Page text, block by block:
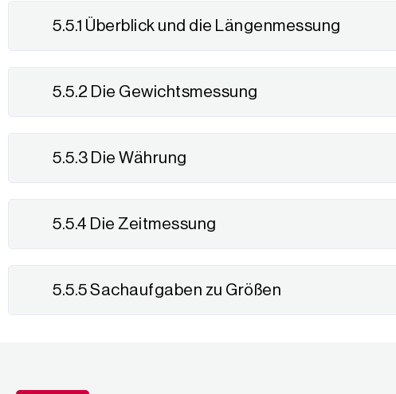
5.5.1 Überblick und die Längenmessung
5.5.2 Die Gewichtsmessung
5.5.3 Die Währung
5.5.4 Die Zeitmessung
5.5.5 Sachaufgaben zu Größen